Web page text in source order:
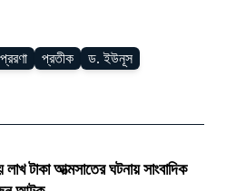
প্রতীক ড. ইউনূস
টাকা আত্মসাতের ঘটনায় সাংবাদিক